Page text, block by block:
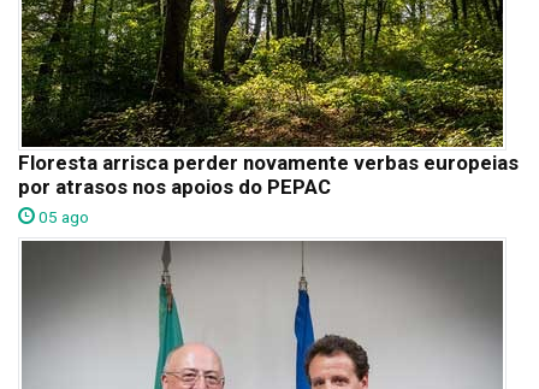
Floresta arrisca perder novamente verbas europeias
por atrasos nos apoios do PEPAC
05 ago